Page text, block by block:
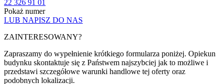
22 326 91 01
Pokaż numer
LUB NAPISZ DO NAS
ZAINTERESOWANY?
Zapraszamy do wypełnienie krótkiego formularza poniżej. Opiekun
budynku skontaktuje się z Państwem najszybciej jak to możliwe i
przedstawi szczegółowe warunki handlowe tej oferty oraz
podobnych lokalizacji.